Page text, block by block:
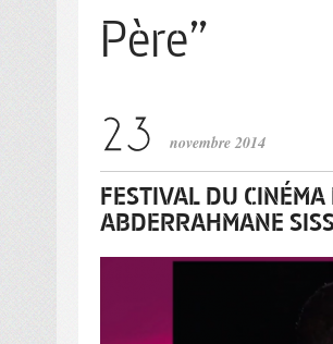
Père”
novembre 2014
FESTIVAL DU
ABDERRAHMANE